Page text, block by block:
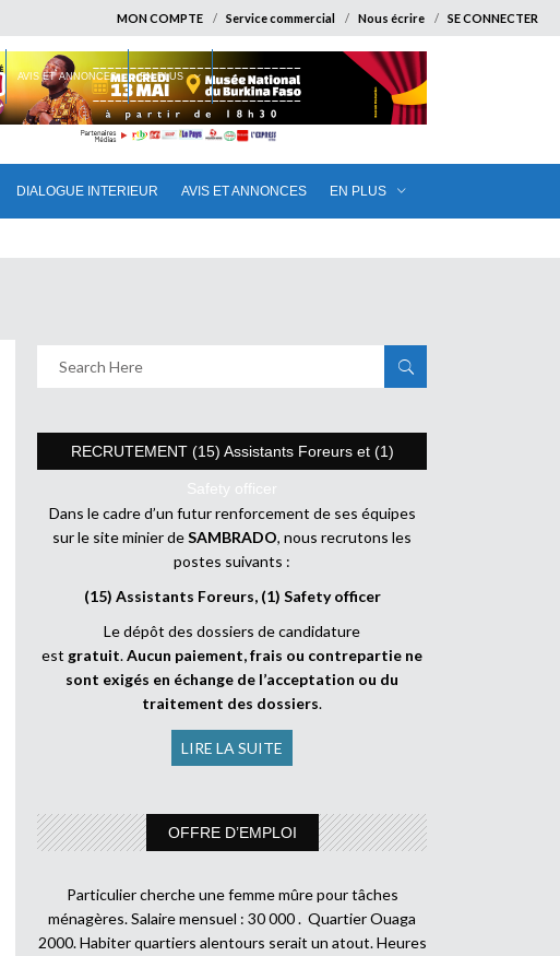
MON COMPTE Service commercial Nous écrire SE CONNECTER
DIALOGUE INTERIEUR AVIS ET ANNONCES EN PLUS
AVIS ET ANNONCES EN PLUS
RECRUTEMENT (15) Assistants Foreurs et (1)
Safety officer
Dans le cadre d’un futur renforcement de ses équipes
sur le site minier deSAMBRADO, nous recrutons les
postes suivants :
(15) Assistants Foreurs, (1) Safety officer
Le dépôt des dossiers de candidature
est gratuit.Aucun paiement, frais ou contrepartie ne
sont exigés en échange de l’acceptation ou du
traitement des dossiers.
LIRE LA SUITE
OFFRE D’EMPLOI
Particulier cherche une femme mûre pour tâches
ménagères. Salaire mensuel : 30 000 . Quartier Ouaga
2000. Habiter quartiers alentours serait un atout. Heures